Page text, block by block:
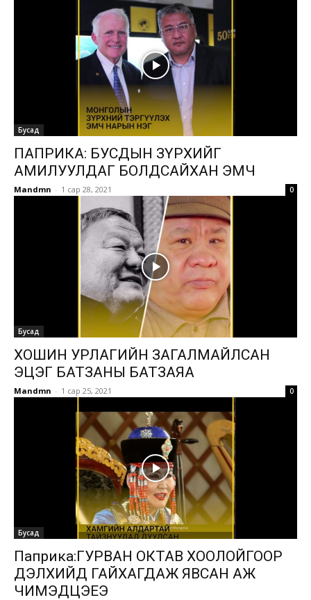
Бусад
ПАПРИКА: БУСДЫН ЗҮРХИЙГ
АМИЛУУЛДАГ БОЛДСАЙХАН ЭМЧ
Mandmn - 1 сар 28, 2021 0
Бусад
ХОШИН УРЛАГИЙН ЗАГАЛМАЙЛСАН
ЭЦЭГ БАТЗАНЫ БАТЗАЯА
Mandmn - 1 сар 25, 2021 0
Бусад
Паприка:ГУРВАН ОКТАВ ХООЛОЙГООР
ДЭЛХИЙД ГАЙХАГДАЖ ЯВСАН АЖ
ЧИМЭДЦЭЕЭ